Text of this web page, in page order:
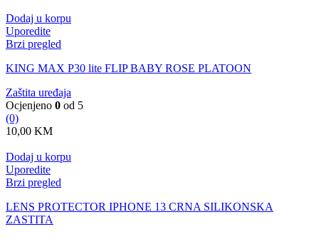
Dodaj u korpu
Uporedite
Brzi pregled
KING MAX P30 lite FLIP BABY ROSE PLATOON
Zaštita uređaja
Ocjenjeno 0 od 5
(0)
10,00 KM
Dodaj u korpu
Uporedite
Brzi pregled
LENS PROTECTOR IPHONE 13 CRNA SILIKONSKA
ZASTITA